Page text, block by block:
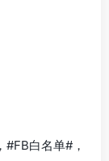
白名单#，